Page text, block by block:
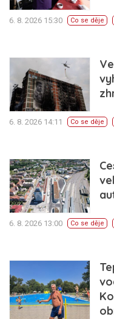
6. 8. 2026 15:30 Co se děje
6. 8. 2026 14:11 Co se děje
6. 8. 2026 13:00 Co se děje